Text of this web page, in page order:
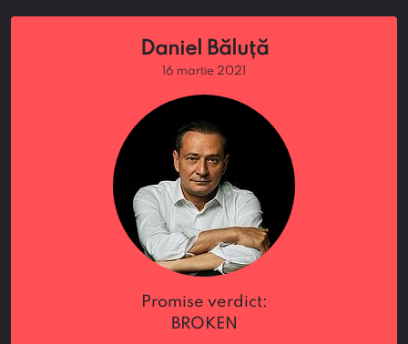
Daniel Băluță
16 martie 2021
promise verdict:
BROKEN